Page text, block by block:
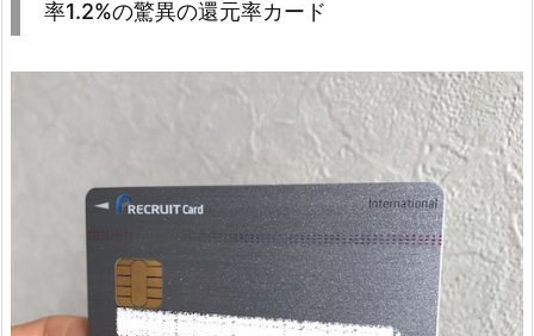
率1.2%の驚異の還元率カード